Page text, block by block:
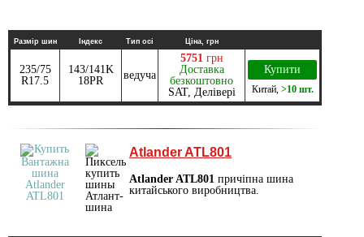
Размір шин Індекс Тип осі Ціна, грн
235/75
R17.5
143/141K
18PR
ведуча
5751 грн
Доставка
безкоштовно
SAT, Делівері
Купити
Китай, >10 шт.
Atlander ATL801
Atlander ATL801 причіпна шина
китайського виробництва.